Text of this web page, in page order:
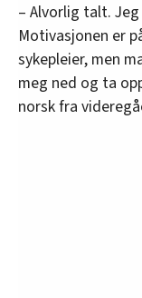
– Alvorlig talt.
Motivasjonen er
sykepleier, men
meg ned og ta
norsk fra